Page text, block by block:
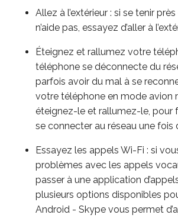
Allez à l’extérieur : si se tenir
n’aide pas, essayez d’aller à
Éteignez et rallumez votre
téléphone se déconnecte du
parfois avoir du mal à se
votre téléphone en mode avion
éteignez-le et rallumez-le, pour
se connecter au réseau une fois
Essayez les appels Wi-Fi : si
problèmes avec les appels
passer à une application
plusieurs options disponibles
Android - Skype vous permet